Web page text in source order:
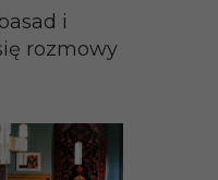
i
rozmowy